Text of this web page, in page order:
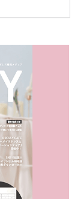
まうことも……。
意点 「どこが
といった疑問も
れる「ウェディ
続きを読む